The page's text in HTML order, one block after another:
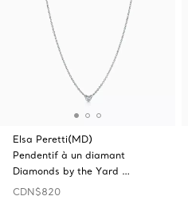
Elsa Peretti(MD)
Pendentif à un diamant
Diamonds by the Yard …
CDN$820